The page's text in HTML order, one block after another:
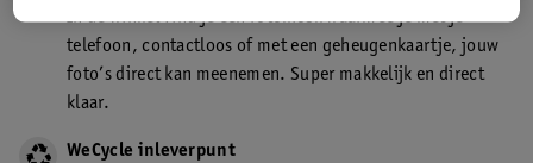
In de winkel vind je een fotokiosk waarmee je met je
telefoon, contactloos of met een geheugenkaartje, jouw
foto’s direct kan meenemen. Super makkelijk en direct
klaar.
WeCycle inleverpunt